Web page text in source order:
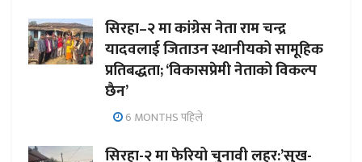
सिरहा–२ मा कांग्रेस नेता राम चन्द्र
यादवलाई जिताउन स्थानीयको सामूहिक
प्रतिबद्धता; ‘विकासप्रेमी नेताको विकल्प
छैन’
6 MONTHS पहिले
सिरहा-२ मा फेरियो चुनावी लहर:’सुख-